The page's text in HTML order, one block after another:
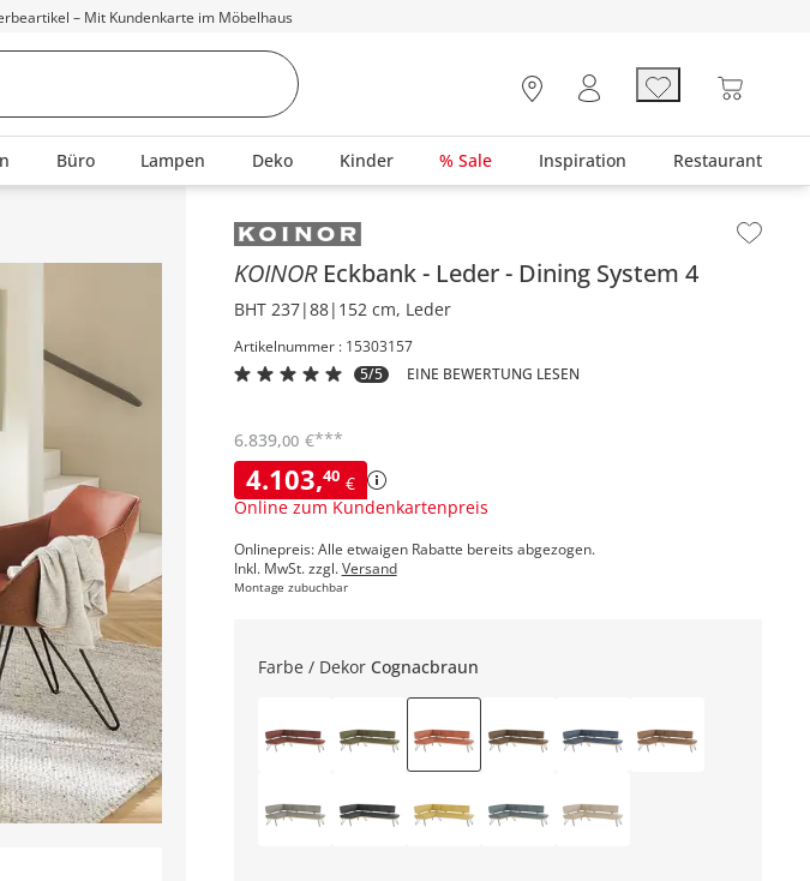
– Mit Kundenkarte im Möbelhaus
Büro Lampen Deko Kinder % Sale Inspiration Restaurant
Inhalt der Seitenleiste überspringen - Zum Seitenende
KOINOR Eckbank Leder Dining System 4
BHT 237|88|152 cm, Leder
Artikelnummer : 15303157
5/5
EINE BEWERTUNG LESEN
4.103,40 €
Online zum Kundenkartenpreis
6.839,00 €***
Onlinepreis: Alle etwaigen Rabatte bereits abgezogen.
Inkl. MwSt. zzgl.Versand
Montage zubuchbar
Farbe / Dekor Cognacbraun